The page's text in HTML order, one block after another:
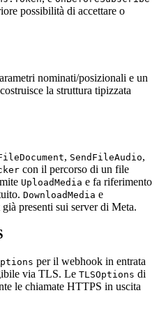
possibilità di accettare o
nominati/posizionali e un
la struttura tipizzata
, SendFileAudio,
con il percorso di un file
UploadMedia e fa riferimento
DownloadMedia e
già presenti sui server di Meta.
per il webhook in entrata
via TLS. Le TLSOptions di
le chiamate HTTPS in uscita